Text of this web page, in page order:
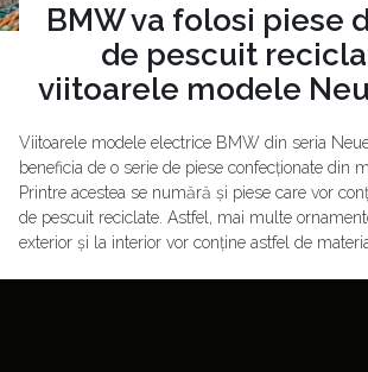
BMW va folosi piese
de pescuit
viitoarele modele
Viitoarele modele electrice BMW din seria
beneficia de o serie de piese confecționate din
Printre acestea se numără și piese care vor
de pescuit reciclate. Astfel, mai multe
exterior și la interior vor conține astfel de